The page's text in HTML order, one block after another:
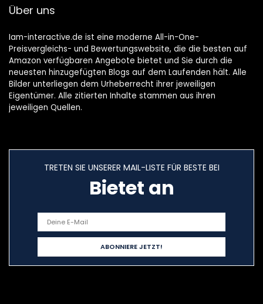
Über uns
Iam-interactive.de ist eine moderne All-in-One-
Preisvergleichs- und Bewertungswebsite, die die besten auf
Amazon verfügbaren Angebote bietet und Sie durch die
neuesten hinzugefügten Blogs auf dem Laufenden hält. Alle
Bilder unterliegen dem Urheberrecht ihrer jeweiligen
Eigentümer. Alle zitierten Inhalte stammen aus ihren
jeweiligen Quellen.
TRETEN SIE UNSERER MAIL-LISTE FÜR BESTE BEI
Bietet an